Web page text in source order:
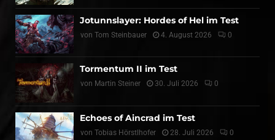
Jotunnslayer: Hordes of Hel im Test
von Tom Steinbauer 4. August 2026 0
Tormentum II im Test
von Martin Steiner 30. Juli 2026 0
Echoes of Aincrad im Test
von Tobias Hörstlhofer 28. Juli 2026 0